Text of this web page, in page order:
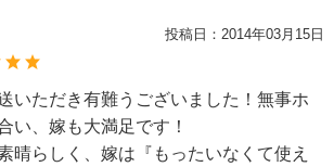
投稿日： 2014年03月15日
いただき有難うございました！無事ホ
い、嫁も大満足です！
晴らしく、嫁は『もったいなくて使え